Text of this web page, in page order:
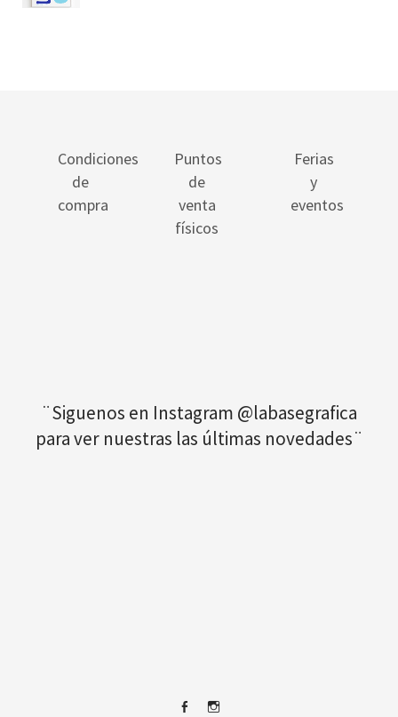
Condiciones
de
compra
Puntos
de
venta
físicos
Ferias
y
eventos
¨Siguenos en Instagram @labasegrafica
para ver nuestras las últimas novedades¨